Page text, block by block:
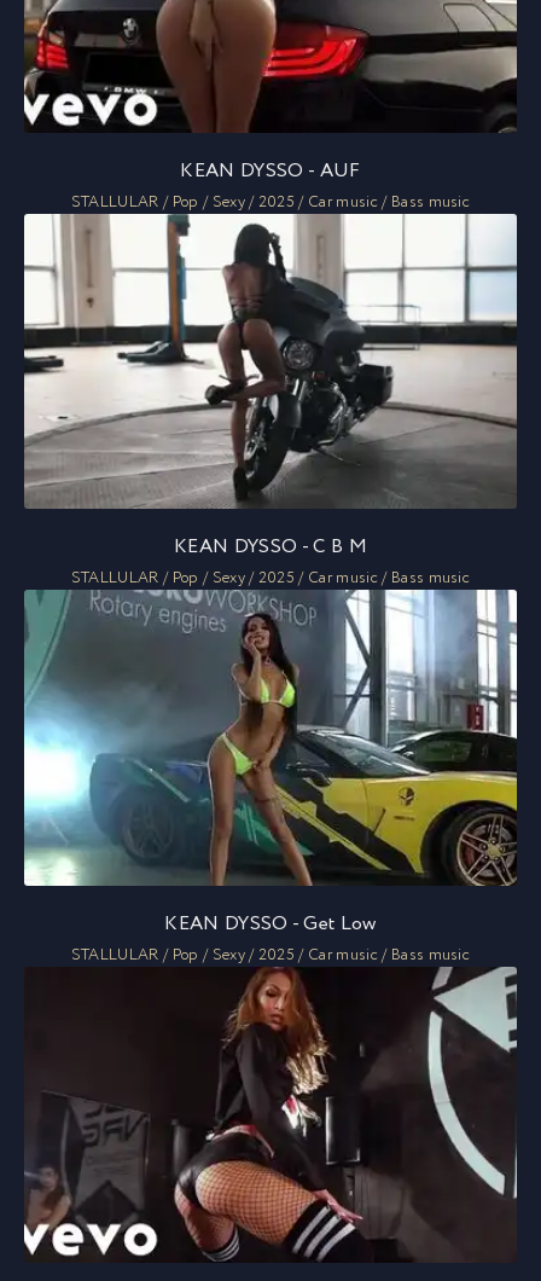
KEAN DYSSO - AUF
STALLULAR / Pop / Sexy / 2025 / Car music / Bass music
KEAN DYSSO - C B M
STALLULAR / Pop / Sexy / 2025 / Car music / Bass music
KEAN DYSSO - Get Low
STALLULAR / Pop / Sexy / 2025 / Car music / Bass music